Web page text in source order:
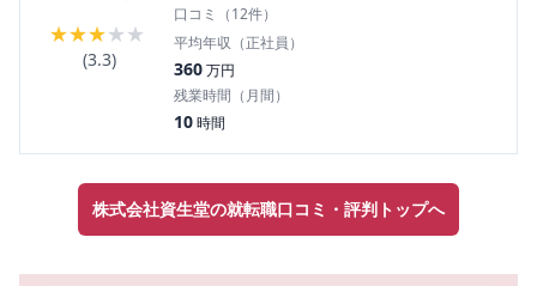
★★★★★
(3.3)
口コミ（12件）
平均年収（正社員）
360万円
残業時間（月間）
10時間
株式会社資生堂の就転職口コミ・評判トップへ